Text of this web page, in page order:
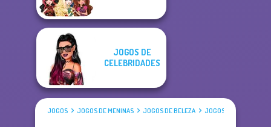
JOGOS DE
CELEBRIDADES
JOGOS JOGOS DE MENINAS JOGOS DE BELEZA JOGOS DE VESTIR